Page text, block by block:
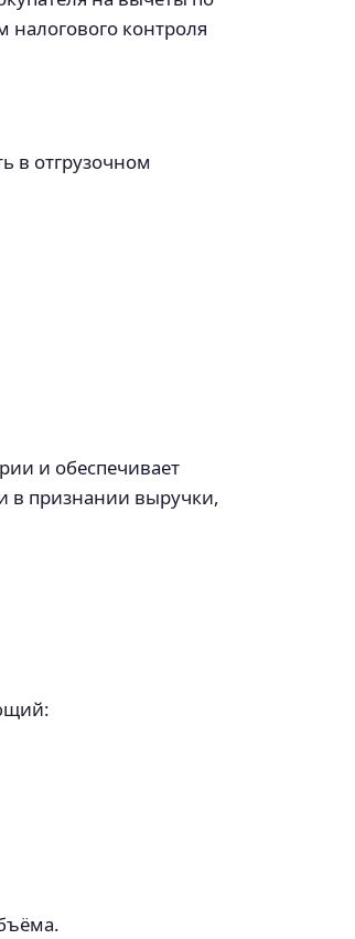
контроля
в отгрузочном
и обеспечивает
в признании выручки,